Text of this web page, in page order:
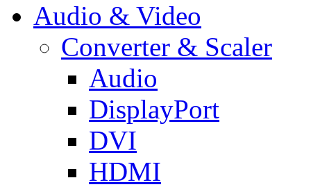
Audio & Video
Converter & Scaler
Audio
DisplayPort
DVI
HDMI